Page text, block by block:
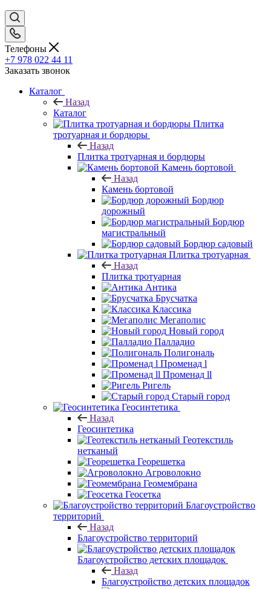
Телефоны
+7 978 022 44 11
Заказать звонок
Каталог
Назад
Каталог
Плитка
тротуарная и бордюры
Назад
Плитка тротуарная и бордюры
Камень бортовой
Назад
Камень бортовой
Бордюр
дорожный
Бордюр
магистральный
Бордюр садовый
Плитка тротуарная
Назад
Плитка тротуарная
Антика
Брусчатка
Классика
Мегаполис
Новый город
Палладио
Полигональ
Променад l
Променад ll
Ригель
Старый город
Геосинтетика
Назад
Геосинтетика
Геотекстиль
нетканый
Георешетка
Агроволокно
Геомембрана
Геосетка
Благоустройство
территорий
Назад
Благоустройство территорий
Благоустройство детских площадок
Назад
Благоустройство детских площадок